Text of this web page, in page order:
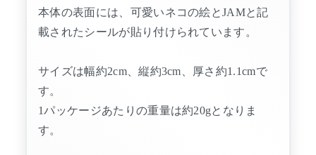
本体の表面には、可愛いネコの絵とJAMと記
載されたシールが貼り付けられています。
サイズは幅約2cm、縦約3cm、厚さ約1.1cmで
す。
1パッケージあたりの重量は約20gとなりま
す。